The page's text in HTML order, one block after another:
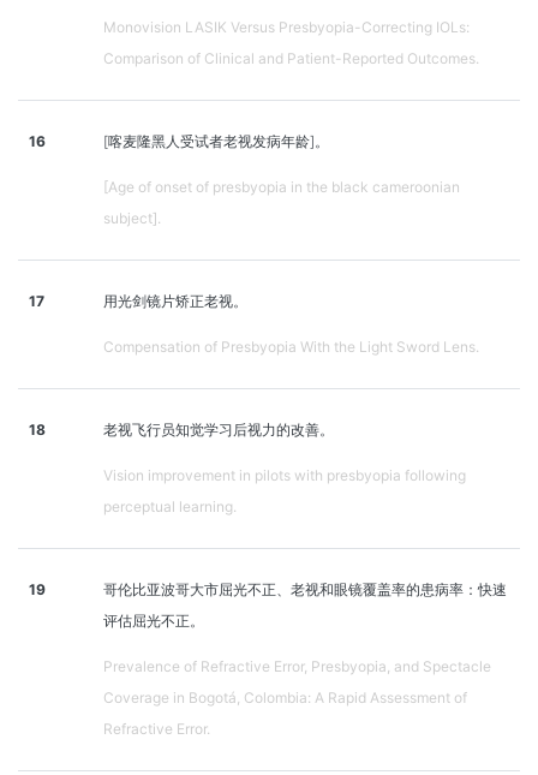
Monovision LASIK Versus Presbyopia-Correcting IOLs:
Comparison of Clinical and Patient-Reported Outcomes.
16 [喀麦隆黑人受试者老视发病年龄]。
[Age of onset of presbyopia in the black cameroonian
subject].
17 用光剑镜片矫正老视。
Compensation of Presbyopia With the Light Sword Lens.
18 老视飞行员知觉学习后视力的改善。
Vision improvement in pilots with presbyopia following
perceptual learning.
19
哥伦比亚波哥大市屈光不正、老视和眼镜覆盖率的患病率：快速
评估屈光不正。
Prevalence of Refractive Error, Presbyopia, and Spectacle
Coverage in Bogotá, Colombia: A Rapid Assessment of
Refractive Error.